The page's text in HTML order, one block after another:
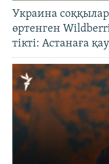
Украина
өртенген
тікті: Астанаға